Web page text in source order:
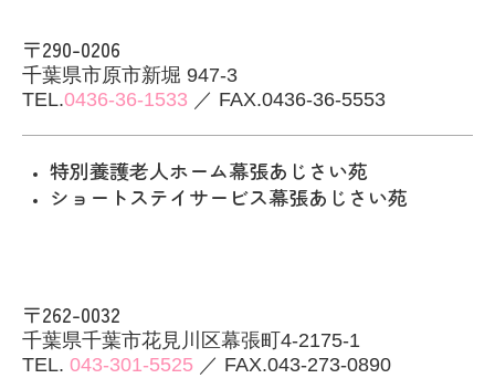
〒290-0206
千葉県市原市新堀 947-3
TEL.0436-36-1533 ／ FAX.0436-36-5553
特別養護老人ホーム幕張あ じさい苑
ショートステイサービス幕張あじさい苑
〒262-0032
千葉県千葉市花見川区幕張町4-2175-1
TEL. 043-301-5525 ／ FAX.043-273-0890